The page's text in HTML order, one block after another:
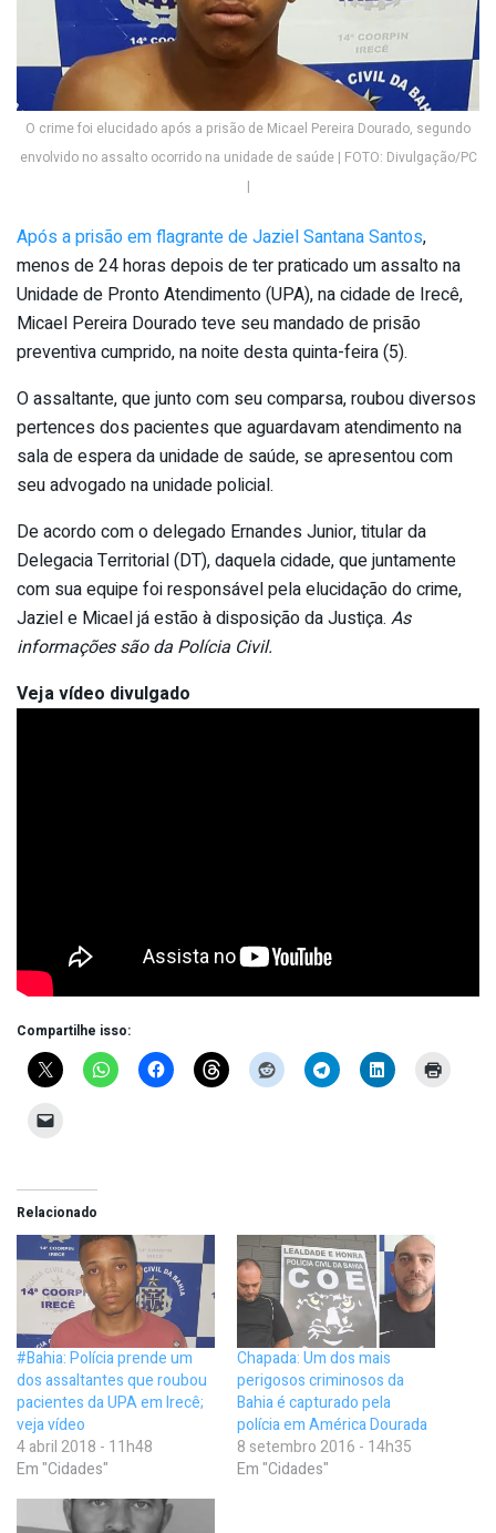
O crime foi elucidado após a prisão de Micael Pereira Dourado, segundo
envolvido no assalto ocorrido na unidade de saúde | FOTO: Divulgação/PC
|
Após a prisão em flagrante de Jaziel Santana Santos,
menos de 24 horas depois de ter praticado um assalto na
Unidade de Pronto Atendimento (UPA), na cidade de Irecê,
Micael Pereira Dourado teve seu mandado de prisão
preventiva cumprido, na noite desta quinta-feira (5).
O assaltante, que junto com seu comparsa, roubou diversos
pertences dos pacientes que aguardavam atendimento na
sala de espera da unidade de saúde, se apresentou com
seu advogado na unidade policial.
De acordo com o delegado Ernandes Junior, titular da
Delegacia Territorial (DT), daquela cidade, que juntamente
com sua equipe foi responsável pela elucidação do crime,
Jaziel e Micael já estão à disposição da Justiça. As
informações são da Polícia Civil.
Veja vídeo divulgado
Compartilhe isso:
Relacionado
#Bahia: Polícia prende um
dos assaltantes que roubou
pacientes da UPA em Irecê;
veja vídeo
4 abril 2018 - 11h48
Em "Cidades"
Chapada: Um dos mais
perigosos criminosos da
Bahia é capturado pela
polícia em América Dourada
8 setembro 2016 - 14h35
Em "Cidades"